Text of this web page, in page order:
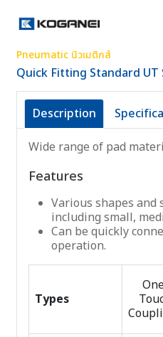
Pneumatic นิวเมติกส์
Quick Fitting Standard UT
Description
Wide range of pad
Features
Various shapes and
including small,
Can be quickly
operation.
Types